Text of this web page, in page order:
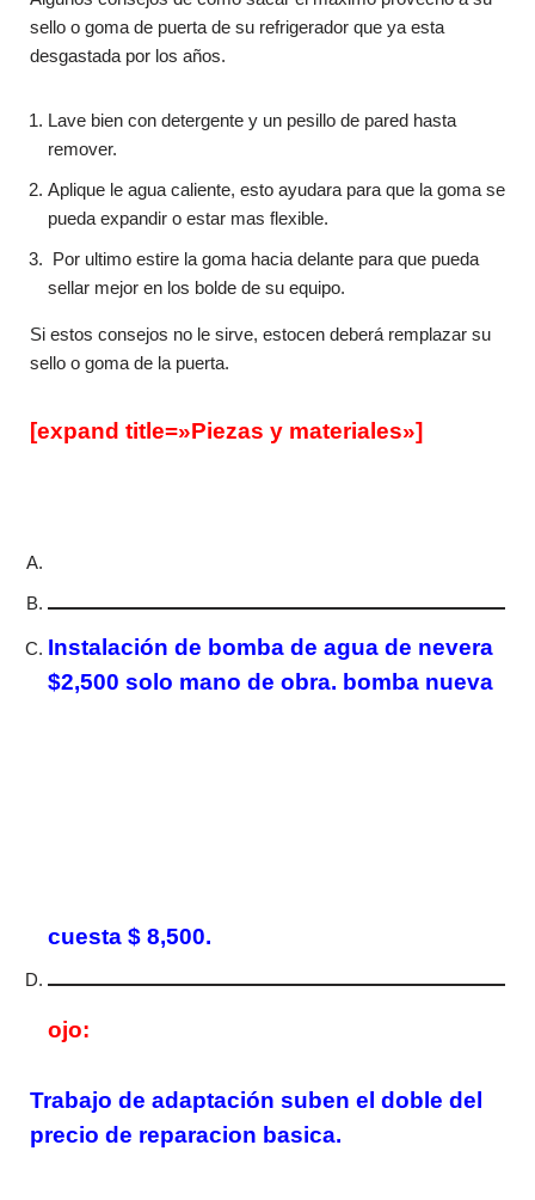
sello o goma de puerta de su refrigerador que ya esta
desgastada por los años.
Lave bien con detergente y un pesillo de pared hasta
remover.
Aplique le agua caliente, esto ayudara para que la goma se
pueda expandir o estar mas flexible.
Por ultimo estire la goma hacia delante para que pueda
sellar mejor en los bolde de su equipo.
Si estos consejos no le sirve, estocen deberá remplazar su
sello o goma de la puerta.
[expand title=»Piezas y materiales»]
Instalación de bomba de agua de nevera
$2,500 solo mano de obra. bomba nueva
cuesta $ 8,500.
ojo:
Trabajo de adaptación suben el doble del
precio de reparacion basica.